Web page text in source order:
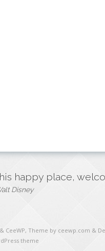
happy place,
Disney
& CeeWP, Theme by ceewp.com &
theme